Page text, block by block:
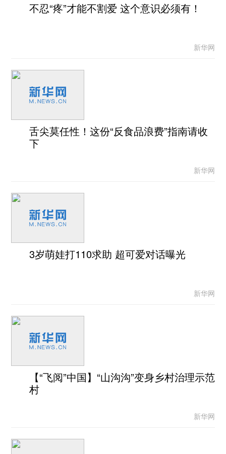
不忍“疼”才能不割爱 这个意识必须有！
新华网
舌尖莫任性！这份“反食品浪费”指南请收
下
新华网
3岁萌娃打110求助 超可爱对话曝光
新华网
【“飞阅”中国】“山沟沟”变身乡村治理示范
村
新华网